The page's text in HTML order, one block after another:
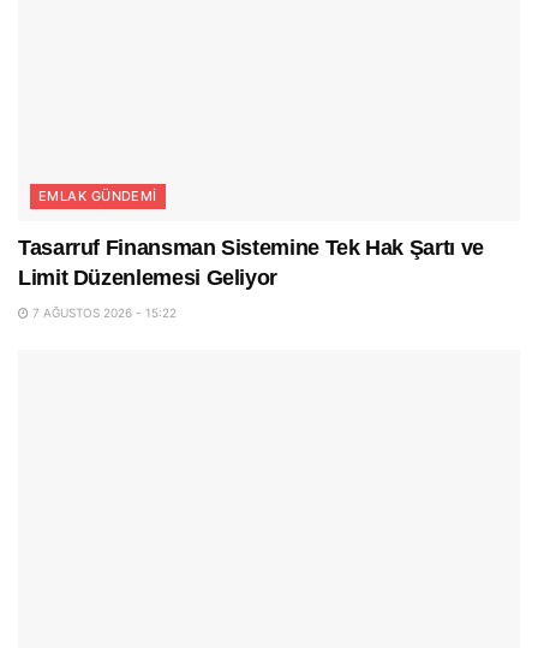
EMLAK GÜNDEMI
Tasarruf Finansman Sistemine Tek Hak Şartı ve
Limit Düzenlemesi Geliyor
7 AĞUSTOS 2026 - 15:22